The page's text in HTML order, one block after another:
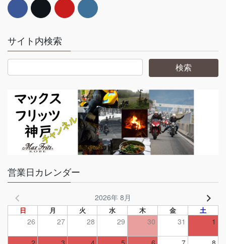
サイト内検索
営業日カレンダー
2026年 8月
日 月 火 水 木 金 土
26 27 28 29 30 31 1